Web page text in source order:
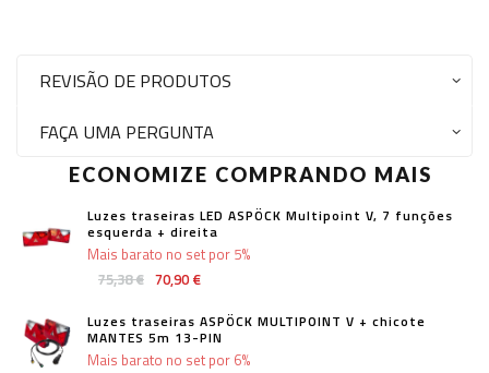
REVISÃO DE PRODUTOS
FAÇA UMA PERGUNTA
ECONOMIZE COMPRANDO MAIS
Luzes traseiras LED ASPÖCK Multipoint V, 7 funções
esquerda + direita
75,38 € 70,90 €
Mais barato no set por 5%
Luzes traseiras ASPÖCK MULTIPOINT V + chicote
MANTES 5m 13-PIN
Mais barato no set por 6%